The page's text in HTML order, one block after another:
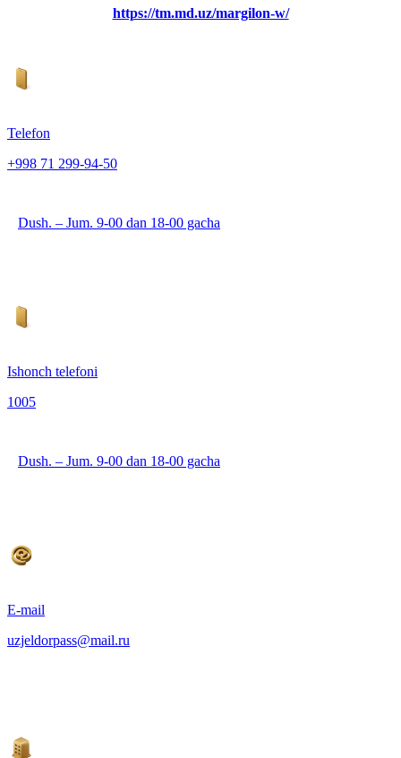
https://tm.md.uz/margilon-w/
Telefon
+998 71 299-94-50
Dush. – Jum. 9-00 dan 18-00 gacha
Ishonch telefoni
1005
Dush. – Jum. 9-00 dan 18-00 gacha
E-mail
uzjeldorpass@mail.ru